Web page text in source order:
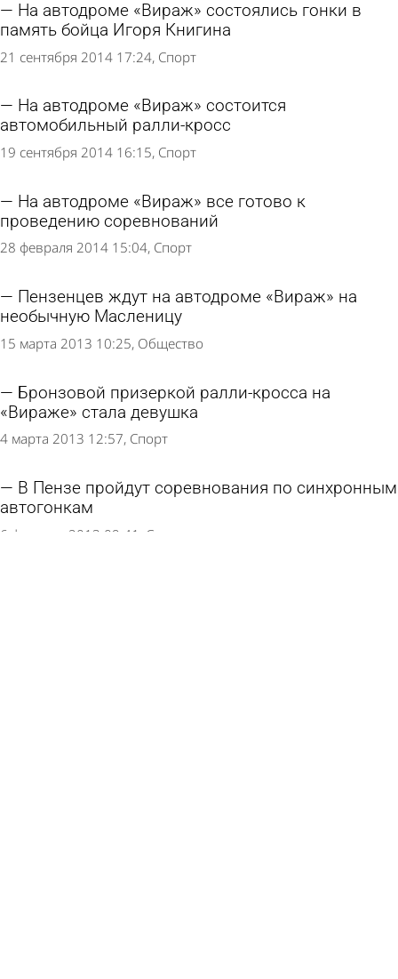
На автодроме «Вираж» состоялись гонки в
память бойца Игоря Книгина
21 сентября 2014 17:24 Спорт
На автодроме «Вираж» состоится
автомобильный ралли-кросс
19 сентября 2014 16:15 Спорт
На автодроме «Вираж» все готово к
проведению соревнований
28 февраля 2014 15:04 Спорт
Пензенцев ждут на автодроме «Вираж» на
необычную Масленицу
15 марта 2013 10:25 Общество
Бронзовой призеркой ралли-кросса на
«Вираже» стала девушка
4 марта 2013 12:57 Спорт
В Пензе пройдут соревнования по синхронным
автогонкам
6 февраля 2013 09:41 Спорт